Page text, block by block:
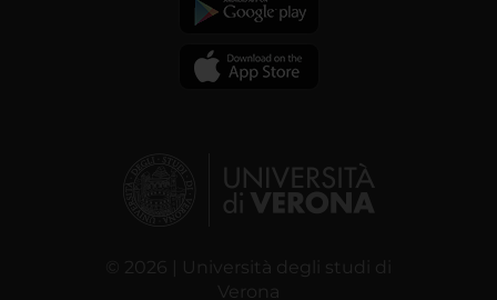
© 2026 | Università degli studi di
Verona